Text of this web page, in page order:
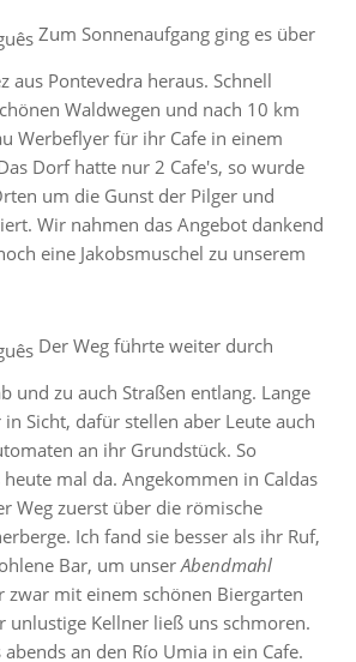
Zum Sonnenaufgang ging es über
aus Pontevedra heraus. Schnell
Waldwegen und nach 10 km
Werbeflyer für ihr Cafe in einem
Dorf hatte nur 2 Cafe's, so wurde
um die Gunst der Pilger und
Wir nahmen das Angebot dankend
eine Jakobsmuschel zu unserem
Der Weg führte weiter durch
und zu auch Straßen entlang. Lange
Sicht, dafür stellen aber Leute auch
an ihr Grundstück. So
mal da. Angekommen in Caldas
Weg zuerst über die römische
Ich fand sie besser als ihr Ruf,
Bar, um unserAbendmahl
zwar mit einem schönen Biergarten
unlustige Kellner ließ uns schmoren.
an den Río Umia in ein Cafe.